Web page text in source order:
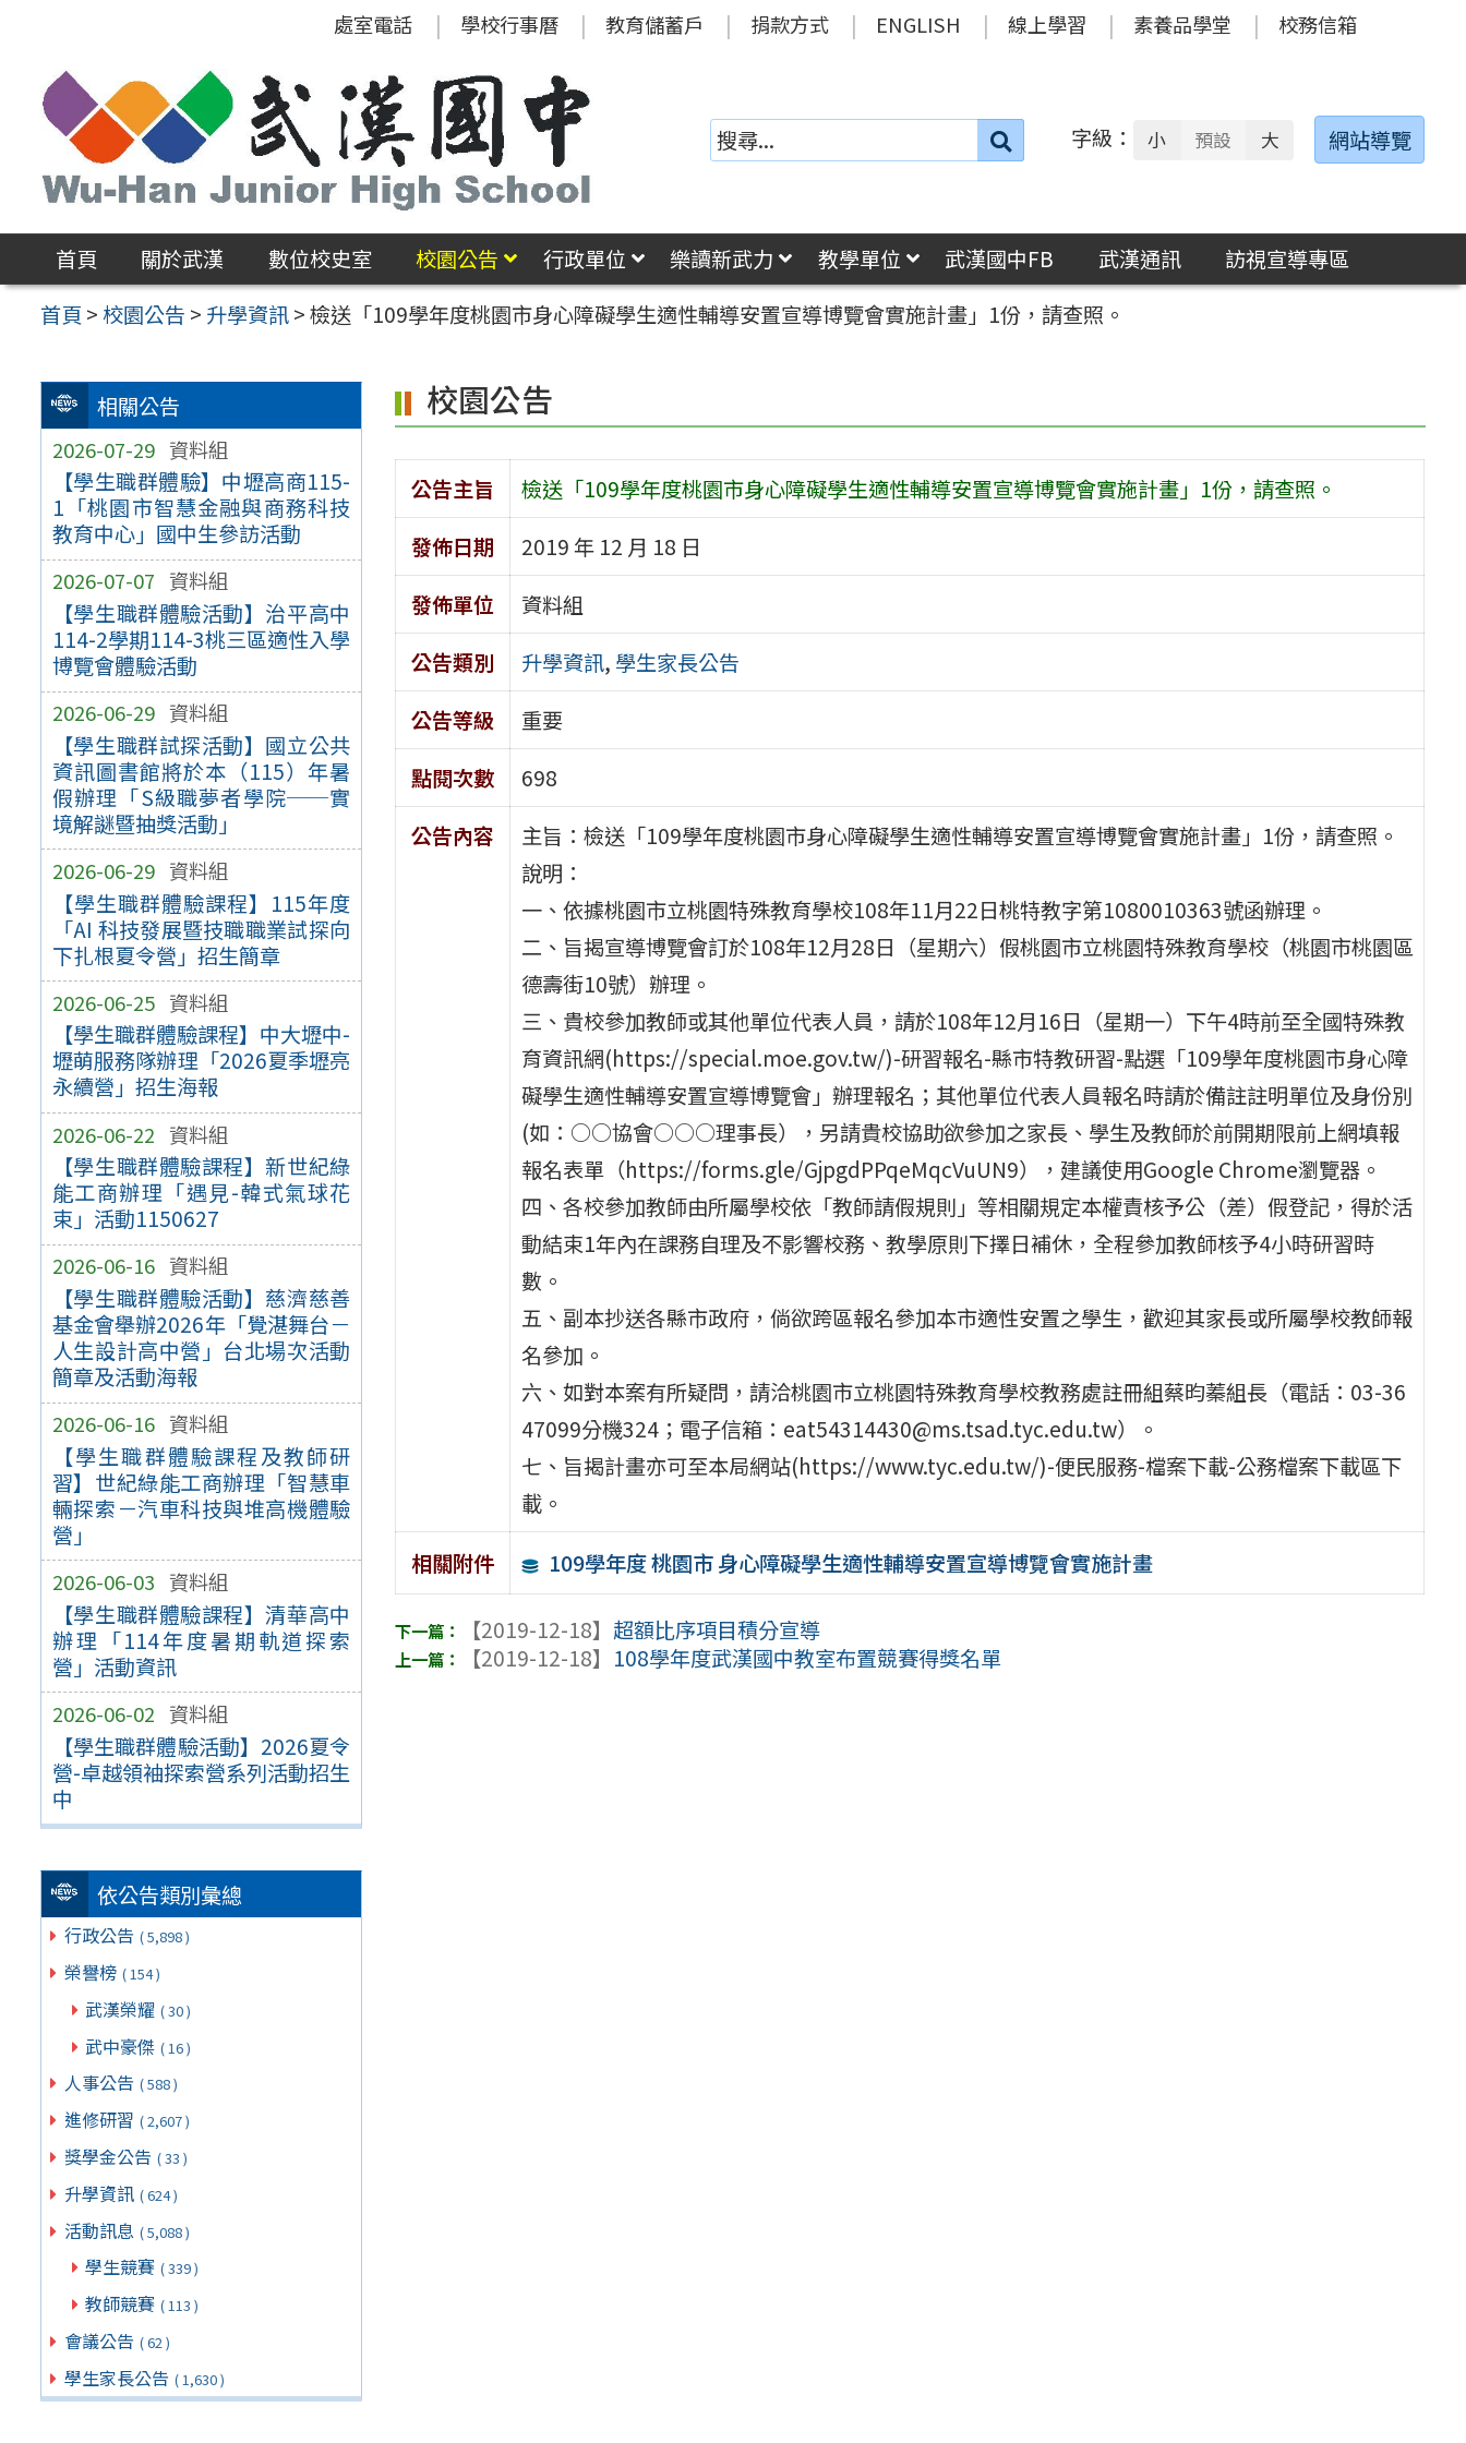
區
處室電話 學校行事曆 教育儲蓄戶 捐款方式 ENGLISH 線上學習 素養品學堂 校務信箱
搜
字級： 小 預設 大 網站導覽
首頁 關於武漢 數位校史室 校園公告 行政單位 樂讀新武力 教學單位 武漢國中FB 武漢通訊
訪視宣導專區
首頁 >校園公告 > 升學資訊>檢送「109學年度桃園市身心障礙學生適性輔導安置宣導博覽會實施計畫」1份，請查照。
相關公告
2026-07-29 資料組
【學生職群體驗】中壢高商115-
1「桃園市智慧金融與商務科技
教育中心」國中生參訪活動
2026-07-07 資料組
【學生職群體驗活動】治平高中
114-2學期114-3桃三區適性入學
博覽會體驗活動
2026-06-29 資料組
【學生職群試探活動】國立公共
資訊圖書館將於本（115）年暑
假辦理「S級職夢者學院──實
境解謎暨抽獎活動」
2026-06-29 資料組
【學生職群體驗課程】115年度
「AI 科技發展暨技職職業試探向
下扎根夏令營」招生簡章
2026-06-25 資料組
【學生職群體驗課程】中大壢中-
壢萌服務隊辦理「2026夏季壢亮
永續營」招生海報
2026-06-22 資料組
【學生職群體驗課程】新世紀綠
能工商辦理「遇見-韓式氣球花
束」活動1150627
2026-06-16 資料組
【學生職群體驗活動】慈濟慈善
基金會舉辦2026年「覺湛舞台－
人生設計高中營」台北場次活動
簡章及活動海報
2026-06-16 資料組
【學生職群體驗課程及教師研
習】世紀綠能工商辦理「智慧車
輛探索－汽車科技與堆高機體驗
營」
2026-06-03 資料組
【學生職群體驗課程】清華高中
辦理「114年度暑期軌道探索
營」活動資訊
2026-06-02 資料組
【學生職群體驗活動】2026夏令
營-卓越領袖探索營系列活動招生
中
依公告類別彙總
行政公告 ( 5,898 )
榮譽榜 ( 154 )
武漢榮耀 ( 30 )
武中豪傑 ( 16 )
人事公告 ( 588 )
進修研習 ( 2,607 )
獎學金公告 ( 33 )
升學資訊 ( 624 )
活動訊息 ( 5,088 )
學生競賽 ( 339 )
教師競賽 ( 113 )
會議公告 ( 62 )
學生家長公告 ( 1,630 )
校園公告
公告主旨
檢送「109學年度桃園市身心障礙學生適性輔導安置宣導博覽會實施計畫」1份，請查照。
發佈日期
2019 年 12 月 18 日
發佈單位
資料組
公告類別
升學資訊, 學生家長公告
公告等級
重要
點閱次數
698
公告內容
主旨：檢送「109學年度桃園市身心障礙學生適性輔導安置宣導博覽會實施計畫」1份，請查照。
說明：
一、依據桃園市立桃園特殊教育學校108年11月22日桃特教字第1080010363號函辦理。
二、旨揭宣導博覽會訂於108年12月28日（星期六）假桃園市立桃園特殊教育學校（桃園市桃園區
德壽街10號）辦理。
三、貴校參加教師或其他單位代表人員，請於108年12月16日（星期一）下午4時前至全國特殊教
育資訊網(https://special.moe.gov.tw/)-研習報名-縣市特教研習-點選「109學年度桃園市身心障
礙學生適性輔導安置宣導博覽會」辦理報名；其他單位代表人員報名時請於備註註明單位及身份別
(如：○○協會○○○理事長），另請貴校協助欲參加之家長、學生及教師於前開期限前上網填報
報名表單（https://forms.gle/GjpgdPPqeMqcVuUN9），建議使用Google Chrome瀏覽器。
四、各校參加教師由所屬學校依「教師請假規則」等相關規定本權責核予公（差）假登記，得於活
動結束1年內在課務自理及不影響校務、教學原則下擇日補休，全程參加教師核予4小時研習時
數。
五、副本抄送各縣市政府，倘欲跨區報名參加本市適性安置之學生，歡迎其家長或所屬學校教師報
名參加。
六、如對本案有所疑問，請洽桃園市立桃園特殊教育學校教務處註冊組蔡昀蓁組長（電話：03-36
47099分機324；電子信箱：eat54314430@ms.tsad.tyc.edu.tw）。
七、旨揭計畫亦可至本局網站(https://www.tyc.edu.tw/)-便民服務-檔案下載-公務檔案下載區下
載。
相關附件
109學年度 桃園市 身心障礙學生適性輔導安置宣導博覽會實施計畫
【2019-12-18】 超額比序項目積分宣導
【2019-12-18】 108學年度武漢國中教室布置競賽得獎名單